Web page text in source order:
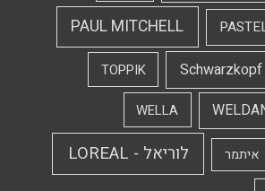
PAUL MITCHELL
Schwarzkopf
TOPPIK
WELLA
איתמר לוריאל - LOREAL